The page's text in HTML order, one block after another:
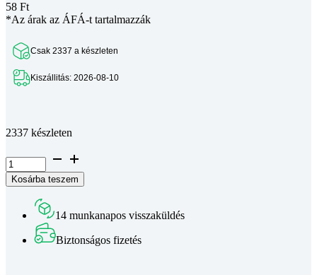
58 Ft
*Az árak az ÁFÁ-t tartalmazzák
Csak 2337 a készleten
Kiszállitás: 2026-08-10
2337 készleten
Félgömbfejű
belső
kulcsnyílású
7380
horganyzott
Kosárba teszem
14 munkanapos visszaküldés
Biztonságos fizetés